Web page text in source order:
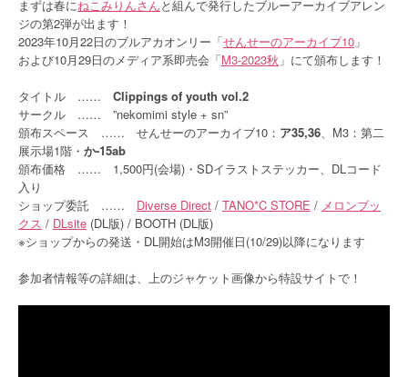
まずは春にねこみりんさんと組んで発行したブルーアーカイブアレン
ジの第2弾が出ます！
2023年10月22日のブルアカオンリー「せんせーのアーカイブ10 」
および10月29日のメディア系即売会「M3-2023秋 」にて頒布します！
タイトル …… Clippings of youth vol.2
サークル …… ”nekomimi style + sn”
頒布スペース …… せんせーのアーカイブ10： ア35,36、M3：第二
展示場1階・ か-15ab
頒布価格 …… 1,500円(会場)・SDイラストステッカー、DLコード
入り
ショップ委託 …… Diverse Direct / TANO*C STORE / メロンブッ
クス / DLsite (DL版) / BOOTH (DL版)
※ショップからの発送・DL開始はM3開催日(10/29)以降になります
参加者情報等の詳細は、上のジャケット画像から特設サイトで！